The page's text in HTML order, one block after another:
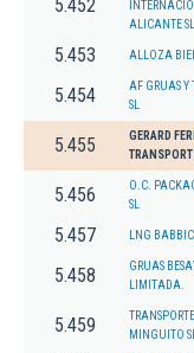
5.452
ALICANTE SL
5.453 ALLOZA
5.454
AF GRUAS Y
SL
5.455
GERARD
5.456
O.C.
SL
5.457 LNG
5.458
GRUAS
LIMITADA.
5.459
MINGUITO SL.